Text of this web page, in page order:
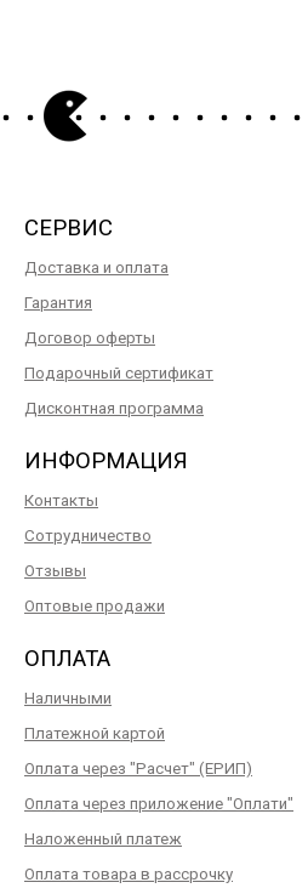
СЕРВИС
Доставка и оплата
Гарантия
Договор оферты
Подарочный сертификат
Дисконтная программа
ИНФОРМАЦИЯ
Контакты
Сотрудничество
Отзывы
Оптовые продажи
ОПЛАТА
Наличными
Платежной картой
Оплата через "Расчет" (ЕРИП)
Оплата через приложение "Оплати"
Наложенный платеж
Оплата товара в рассрочку